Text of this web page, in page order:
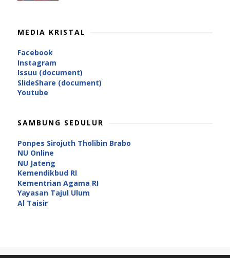
MEDIA KRISTAL
Facebook
Instagram
Issuu (document)
SlideShare (document)
Youtube
SAMBUNG SEDULUR
Ponpes Sirojuth Tholibin Brabo
NU Online
NU Jateng
Kemendikbud RI
Kementrian Agama RI
Yayasan Tajul Ulum
Al Taisir